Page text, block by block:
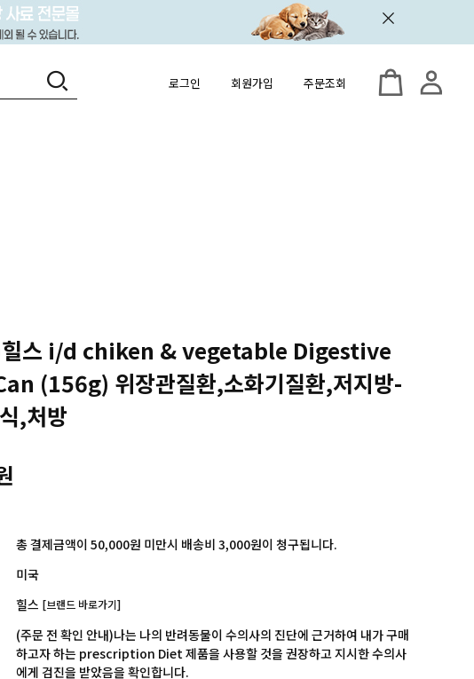
로그인 회원가입 주문조회
힐스 i/d chiken & vegetable Digestive
(156g) 위장관질환,소화기질환,저지방-
,처방
총 결제금액이 50,000원 미만시 배송비 3,000원이 청구됩니다.
미국
힐스 [브랜드 바로가기]
(주문 전 확인 안내)나는 나의 반려동물이 수의사의 진단에 근거하여 내가 구매
하고자 하는 prescription Diet 제품을 사용할 것을 권장하고 지시한 수의사
에게 검진을 받았음을 확인합니다.